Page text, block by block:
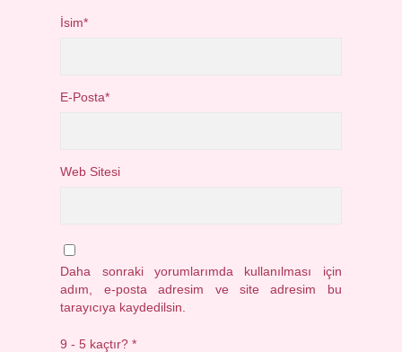
İsim*
E-Posta*
Web Sitesi
Daha sonraki yorumlarımda kullanılması için
adım, e-posta adresim ve site adresim bu
tarayıcıya kaydedilsin.
9 - 5 kaçtır?*